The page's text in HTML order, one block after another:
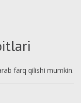
farq qilishi mumkin.